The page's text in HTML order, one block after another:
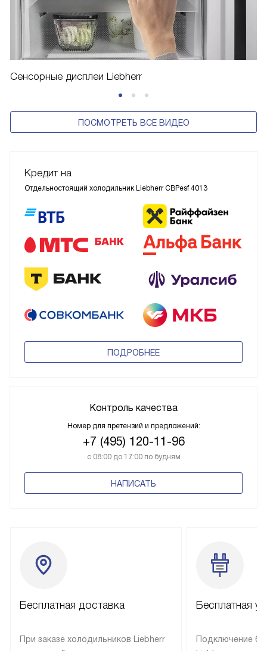
Сенсорные дисплеи Liebherr
ПОСМОТРЕТЬ ВСЕ ВИДЕО
Кредит на
Отдельностоящий холодильник Liebherr CBPesf 4013
ПОДРОБНЕЕ
Контроль качества
Номер для претензий и предложений:
+7 (495) 120-11-96
с 08:00 до 17:00 по будням
НАПИСАТЬ
Бесплатная доставка
При заказе холодильников Liebherr
Бесплатная
Подключение